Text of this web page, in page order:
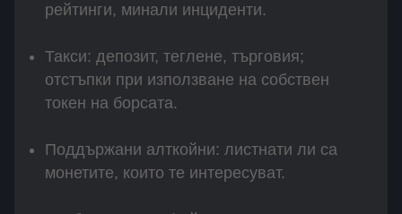
рейтинги, минали инциденти.
Такси: депозит, теглене, търговия;
отстъпки при използване на собствен
токен на борсата.
Поддържани алткойни: листнати ли са
монетите, които те интересуват.